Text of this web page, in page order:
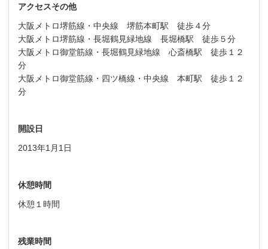
アクセスその他
大阪メトロ堺筋線・中央線 堺筋本町駅 徒歩４分
大阪メトロ堺筋線・長堀鶴見緑地線 長堀橋駅 徒歩５分
大阪メトロ御堂筋線・長堀鶴見緑地線 心斎橋駅 徒歩１２
分
大阪メトロ御堂筋線・四ツ橋線・中央線 本町駅 徒歩１２
分
開設日
2013年1月1日
休憩時間
休憩１時間
残業時間